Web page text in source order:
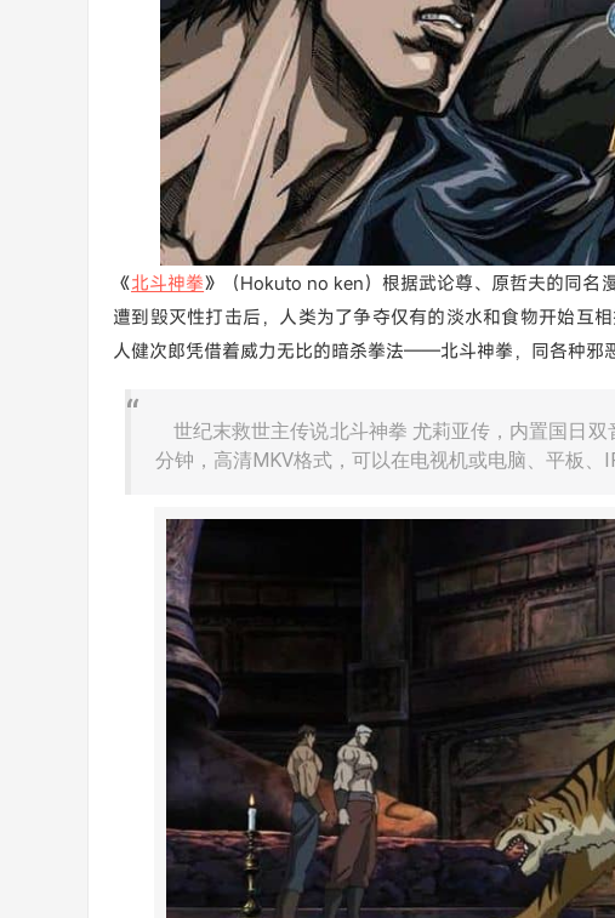
《北斗神拳》（Hokuto no ken）根据武论尊、原哲夫的同名
遭到毁灭性打击后，人类为了争夺仅有的淡水和食物开始互
人健次郎凭借着威力无比的暗杀拳法——北斗神拳，同各种邪
世纪末救世主传说北斗神拳 尤莉亚传，内置国日
分钟，高清MKV格式，可以在电视机或电脑、平板、